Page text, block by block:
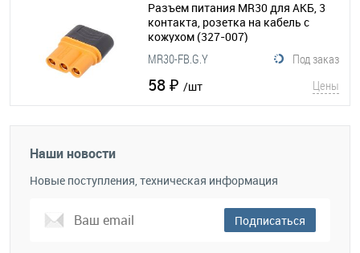
Разъем питания MR30 для АКБ, 3
контакта, розетка на кабель с
кожухом (327-007)
Под заказ
MR30-FB.G.Y
58 ₽ /шт Цены
Наши новости
Новые поступления, техническая информация
Подписаться